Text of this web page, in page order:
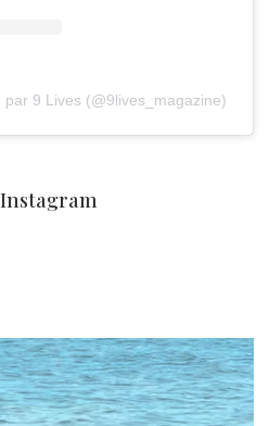
9 Lives (@9lives_magazine)